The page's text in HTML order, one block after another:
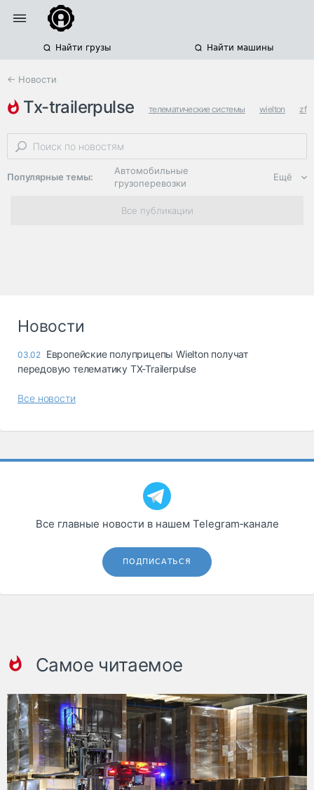
Найти грузы Найти машины
← Новости
tx-trailerpulse телематические системы wielton zf
Популярные темы:
Автомобильные
грузоперевозки
Региональная
логистика
опасные грузы
грузовые
Коммерческий
транспорт
Спецтехника
Автосервис,
запчасти, шины
Дзен
Ещё
Все публикации
Новости
03.02 Европейские полуприцепы Wielton получат
передовую телематику TX-Trailerpulse
Все новости
Все главные новости в нашем Telegram‑канале
ПОДПИСАТЬСЯ
Самое читаемое